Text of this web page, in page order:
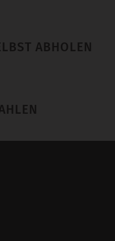
ABHOLEN